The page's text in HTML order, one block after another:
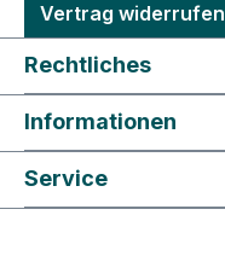
Vertrag widerrufen
Rechtliches
Informationen
Service